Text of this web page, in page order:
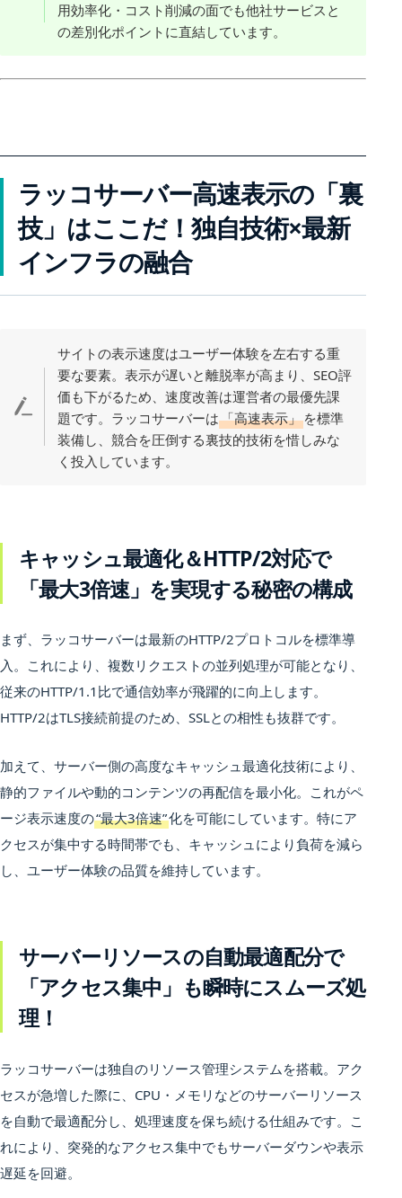
用効率化・コスト削減の面でも他社サービスと
の差別化ポイントに直結しています。
ラッコサーバー高速表示の「裏
技」はここだ！独自技術×最新
インフラの融合
サイトの表示速度はユーザー体験を左右する重
要な要素。表示が遅いと離脱率が高まり、SEO評
価も下がるため、速度改善は運営者の最優先課
題です。ラッコサーバーは「高速表示」を標準
装備し、競合を圧倒する裏技的技術を惜しみな
く投入しています。
キャッシュ最適化＆HTTP/2対応で
「最大3倍速」を実現する秘密の構成
まず、ラッコサーバーは最新のHTTP/2プロトコルを標準導
入。これにより、複数リクエストの並列処理が可能となり、
従来のHTTP/1.1比で通信効率が飛躍的に向上します。
HTTP/2はTLS接続前提のため、SSLとの相性も抜群です。
加えて、サーバー側の高度なキャッシュ最適化技術により、
静的ファイルや動的コンテンツの再配信を最小化。これがペ
ージ表示速度の“最大3倍速”化を可能にしています。特にア
クセスが集中する時間帯でも、キャッシュにより負荷を減ら
し、ユーザー体験の品質を維持しています。
サーバーリソースの自動最適配分で
「アクセス集中」も瞬時にスムーズ処
理！
ラッコサーバーは独自のリソース管理システムを搭載。アク
セスが急増した際に、CPU・メモリなどのサーバーリソース
を自動で最適配分し、処理速度を保ち続ける仕組みです。こ
れにより、突発的なアクセス集中でもサーバーダウンや表示
遅延を回避。